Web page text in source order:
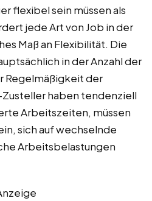
flexibel sein müssen als
jede Art von Job in der
Maß an Flexibilität. Die
in der Anzahl der
Regelmäßigkeit der
haben tendenziell
Arbeitszeiten, müssen
sich auf wechselnde
Arbeitsbelastungen